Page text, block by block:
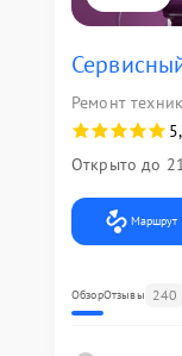
Ремонт
Открыто до
Маршрут
ОбзорОтзывы 240